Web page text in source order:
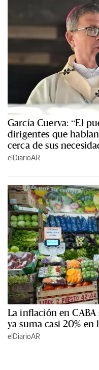
García Cuerva: “El
dirigentes que
cerca de sus
elDiarioAR
La inflación en CABA
ya suma casi 20% en
elDiarioAR